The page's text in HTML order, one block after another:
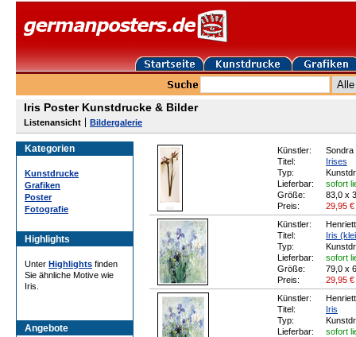
Iris Poster Kunstdrucke & Bilder
Listenansicht Bildergalerie
Kategorien
Kunstdrucke
Grafiken
Poster
Fotografie
Highlights
Unter Highlights finden
Sie ähnliche Motive wie
Iris.
Angebote
Künstler:
Sondra
Titel:
Irises
Typ:
Lieferbar:
sofort
Größe:
83,0 x
Preis:
29,95 €
Künstler:
Titel:
Iris
Typ:
Lieferbar:
sofort
Größe:
79,0 x
Preis:
29,95 €
Künstler:
Titel:
Iris
Typ:
Lieferbar:
sofort